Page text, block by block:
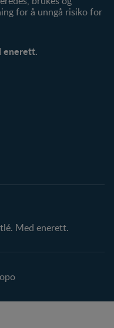
for å unngå risiko for
enerett.
Med enerett.